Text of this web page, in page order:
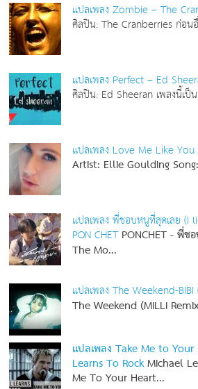
แปลเพลง Zombie – The
ศิลปิน: The Cranberries ก่อน
แปลเพลง Perfect – Ed
ศิลปิน: Ed Sheeran เพลงนี้เป็น
แปลเพลง Love Me Like
Artist: Ellie Goulding
แปลเพลง พี่ชอบหนูที่สุดเลย
PON CHET PONCHET - พี่ช
The Mo...
แปลเพลง The Weekend-
The Weekend (MILLI
แปลเพลง Take Me to
Learns To RockMichael
Me To Your Heart...